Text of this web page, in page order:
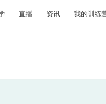
直播 资讯 我的训练